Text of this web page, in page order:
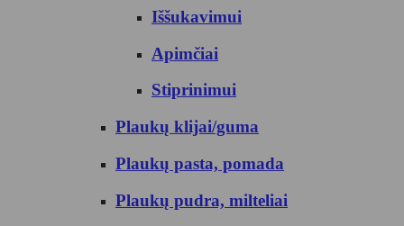
Iššukavimui
Apimčiai
Stiprinimui
Plaukų klijai/guma
Plaukų pasta, pomada
Plaukų pudra, milteliai